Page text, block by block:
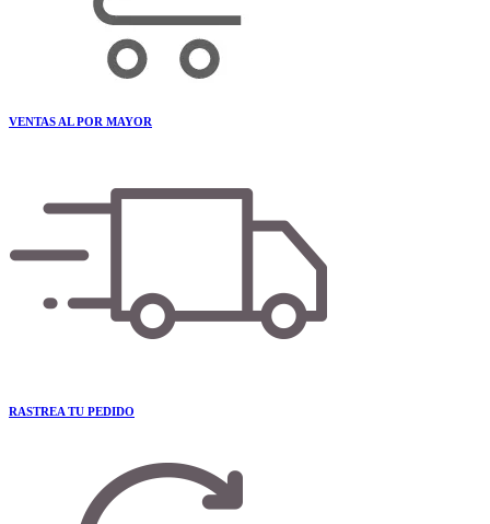
VENTAS AL POR MAYOR
RASTREA TU PEDIDO